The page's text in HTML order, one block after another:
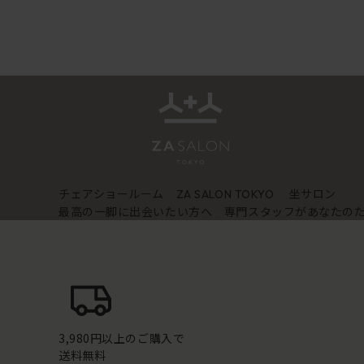
チェアショールーム ZA SALON TOKYO
坐サロン
最高の一脚に出会いたい方へ 専門スタッフがあなたの
3,980円以上のご購入で
送料無料